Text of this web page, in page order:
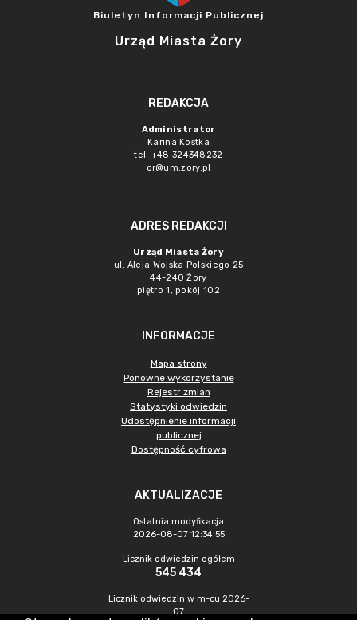
Biuletyn Informacji Publicznej
Urząd Miasta Żory
REDAKCJA
Administrator
Karina Kostka
tel. +48 324348232
or@um.zory.pl
ADRES REDAKCJI
Urząd Miasta Żory
ul. Aleja Wojska Polskiego 25
44-240 Żory
piętro 1, pokój 102
INFORMACJE
Mapa strony
Ponowne wykorzystanie
Rejestr zmian
Statystyki odwiedzin
Udostępnienie informacji
publicznej
Dostępność cyfrowa
AKTUALIZACJE
Ostatnia modyfikacja
2026-08-07 12:34:55
Licznik odwiedzin ogółem
545 434
Licznik odwiedzin w m-cu 2026-
07